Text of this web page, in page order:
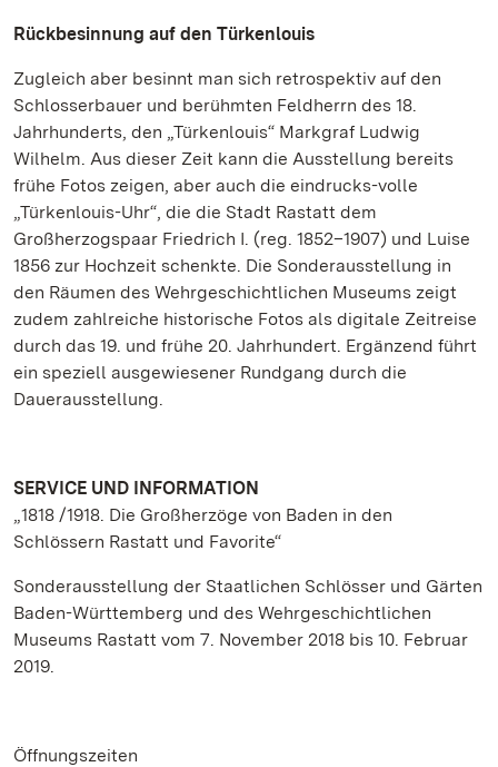
Rückbesinnung auf den Türkenlouis
Zugleich aber besinnt man sich retrospektiv auf den
Schlosserbauer und berühmten Feldherrn des 18.
Jahrhunderts, den „Türkenlouis“ Markgraf Ludwig
Wilhelm. Aus dieser Zeit kann die Ausstellung bereits
frühe Fotos zeigen, aber auch die eindrucks-volle
„Türkenlouis-Uhr“, die die Stadt Rastatt dem
Großherzogspaar Friedrich I. (reg. 1852–1907) und Luise
1856 zur Hochzeit schenkte. Die Sonderausstellung in
den Räumen des Wehrgeschichtlichen Museums zeigt
zudem zahlreiche historische Fotos als digitale Zeitreise
durch das 19. und frühe 20. Jahrhundert. Ergänzend führt
ein speziell ausgewiesener Rundgang durch die
Dauerausstellung.
SERVICE UND INFORMATION
„1818 /1918. Die Großherzöge von Baden in den
Schlössern Rastatt und Favorite“
Sonderausstellung der Staatlichen Schlösser und Gärten
Baden-Württemberg und des Wehrgeschichtlichen
Museums Rastatt vom 7. November 2018 bis 10. Februar
2019.
Öffnungszeiten